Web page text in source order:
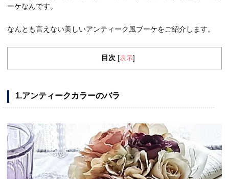
ーケなんです。
なんとも言えない美しいアンティーク風ブーケをご紹介します。
目次 [表示]
1.アンティークカラーのバラ